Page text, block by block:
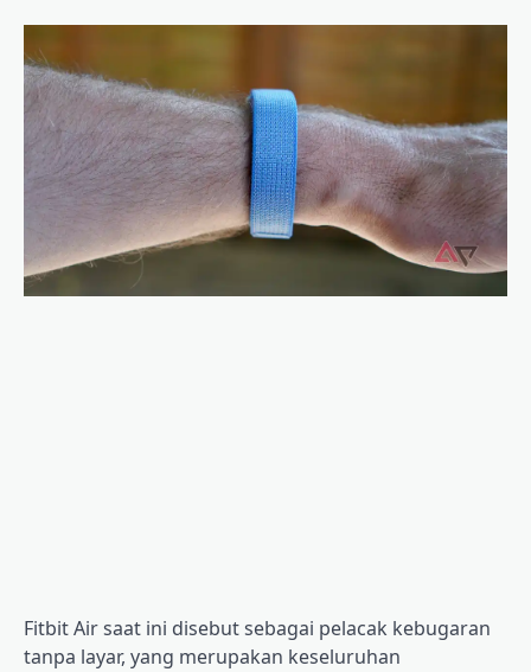
Fitbit Air saat ini disebut sebagai pelacak kebugaran
tanpa layar, yang merupakan keseluruhan